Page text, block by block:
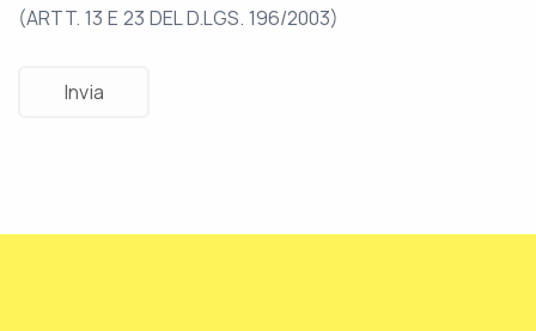
(ARTT. 13 E 23 DEL D.LGS. 196/2003)